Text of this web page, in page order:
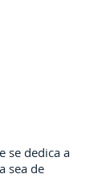
se dedica a
sea de